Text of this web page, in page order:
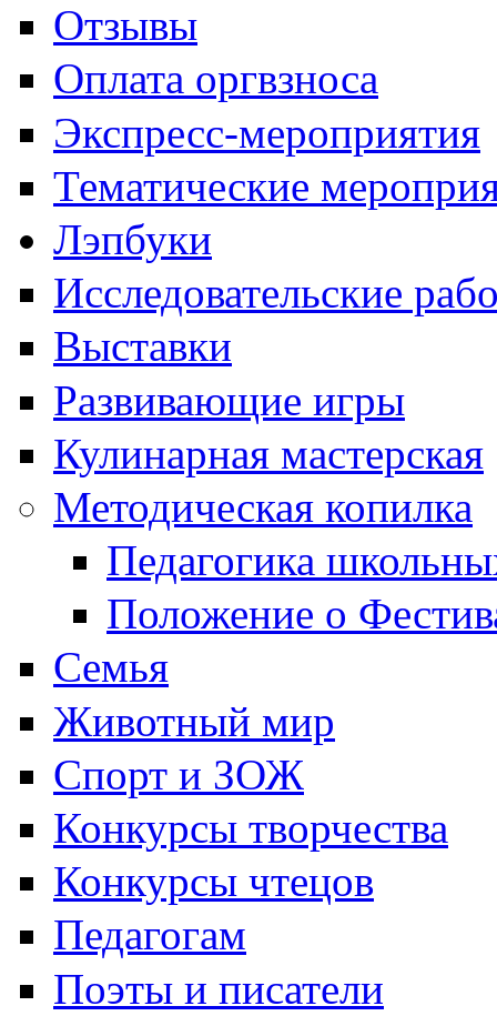
Отзывы
Оплата оргвзноса
Экспресс-мероприятия
Тематические
Лэпбуки
Исследовательские
Выставки
Развивающие игры
Кулинарная мастерская
Методическая копилка
Педагогика
Положение о
Семья
Животный мир
Спорт и ЗОЖ
Конкурсы творчества
Конкурсы чтецов
Педагогам
Поэты и писатели